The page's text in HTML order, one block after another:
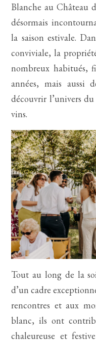
Blanche au Château
désormais
la saison estivale.
conviviale, la
nombreux habitués,
années, mais aussi
découvrir l’univers
vins.
Tout au long de la
d’un cadre
rencontres et aux
blanc, ils ont
chaleureuse et